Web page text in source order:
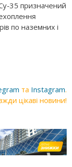
35 призначений
по наземних і
та Instagram.
цікаві новини!